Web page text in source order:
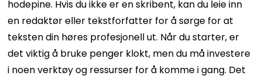
hodepine. Hvis du ikke er en skribent, kan du leie inn
en redaktør eller tekstforfatter for å sørge for at
teksten din høres profesjonell ut. Når du starter, er
det viktig å bruke penger klokt, men du må investere
i noen verktøy og ressurser for å komme i gang. Det